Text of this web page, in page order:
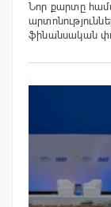
Նոր քարտը
ֆինանսական